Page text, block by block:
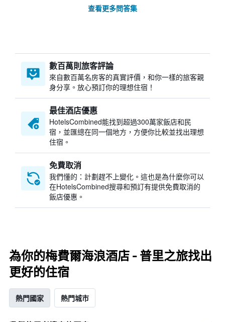
查看更多問答集
數百萬則旅客評論
來自數百萬名房客的真實評價，和你一樣的旅客親
身分享。放心預訂你的理想住宿！
最佳酒店優惠
HotelsCombined​能找到超過300萬家飯店和民
宿，並匯總在同一個地方，方便你比較並找出理想
住宿。
免費取消
我們懂的：計劃趕不上變化。這也是為什麼你可以
在HotelsCombined搜尋和預訂有提供免費取消的
飯店優惠。
為你的梅費爾海浪酒店 - 普里之旅找出
更好的住宿
熱門國家 熱門城市